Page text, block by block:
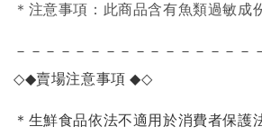
＊注意事項：此商品含有魚類過敏成
－－－－－－－－－－－－－－－－
◇◆賣場注意事項◆◇
＊生鮮食品依法不適用於消費者保護